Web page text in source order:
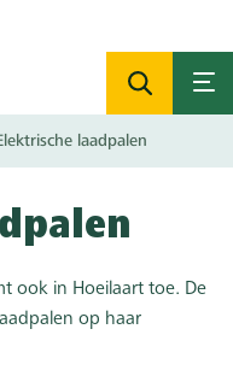
laadpalen
ook in Hoeilaart toe. De
op haar